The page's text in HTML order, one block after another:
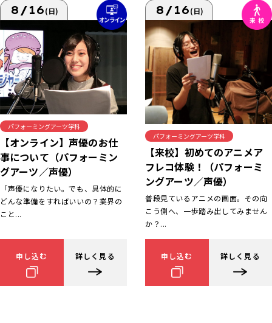
8/16(日)
パフォーミングアーツ学科
【オンライン】声優のお仕
事について（パフォーミン
グアーツ／声優）
「声優になりたい。でも、具体的に
どんな準備をすればいいの？業界の
こと...
申し込む 詳しく見る
8/16(日)
パフォーミングアーツ学科
【来校】初めてのアニメア
フレコ体験！（パフォーミ
ングアーツ／声優）
普段見ているアニメの画面。その向
こう側へ、一歩踏み出してみません
か？...
申し込む 詳しく見る